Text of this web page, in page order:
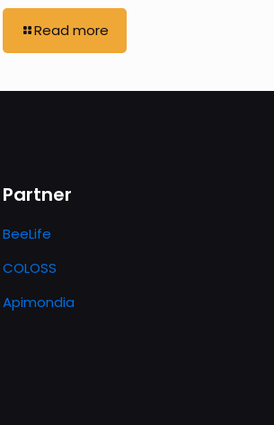
Read more
Partner
BeeLife
COLOSS
Apimondia